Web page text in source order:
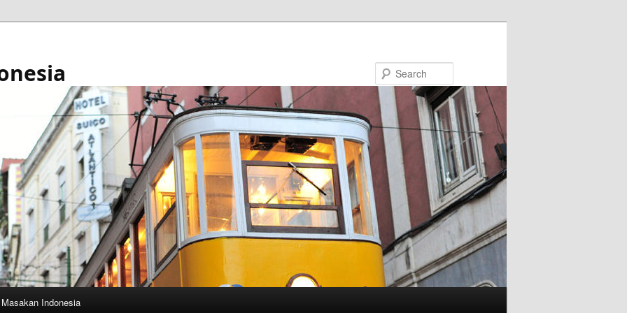
Masakan Indonesia